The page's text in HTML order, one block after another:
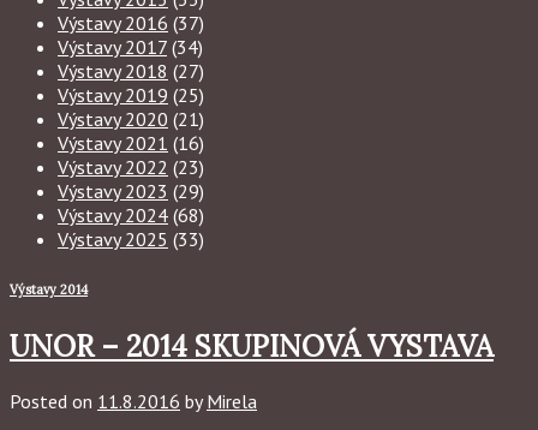
Výstavy 2016 (37)
Výstavy 2017 (34)
Výstavy 2018 (27)
Výstavy 2019 (25)
Výstavy 2020 (21)
Výstavy 2021 (16)
Výstavy 2022 (23)
Výstavy 2023 (29)
Výstavy 2024 (68)
Výstavy 2025 (33)
Výstavy 2014
UNOR – 2014 SKUPINOVÁ VYSTAVA
Posted on 11.8.2016 byMirela